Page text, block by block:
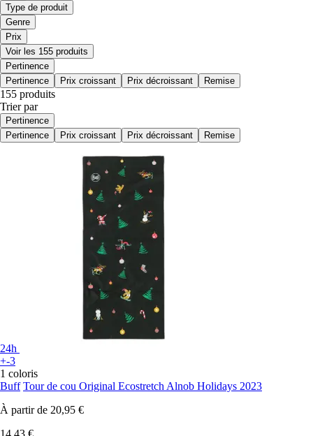
Type de produit
Genre
Prix
Voir les 155 produits
Pertinence
Pertinence
Prix croissant Prix décroissant Remise
155 produits
Trier par
Pertinence
Pertinence
Prix croissant Prix décroissant Remise
24h
+-3
1 coloris
Buff Tour de cou Original Ecostretch Alnob Holidays 2023
À partir de 20,95 €
14,43 €